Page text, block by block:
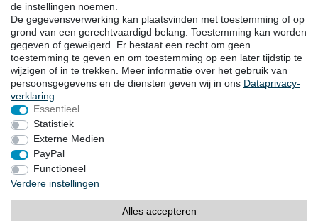
Catalogi
Techniek
Certificaten
Onderzoek
Promotie
LOCATIES
Herroepingsrecht
Impressum
Algemene voorwaarden
de instellingen noemen.
De gegevensverwerking kan plaatsvinden met toestemming of op
grond van een gerechtvaardigd belang. Toestemming kan worden
gegeven of geweigerd. Er bestaat een recht om geen
toestemming te geven en om toestemming op een later tijdstip te
wijzigen of in te trekken. Meer informatie over het gebruik van
persoonsgegevens en de diensten geven wij in ons Data­privacy­
verklaring
Essentieel
Statistiek
Externe Medien
PayPal
Functioneel
Verdere instellingen
Alles accepteren